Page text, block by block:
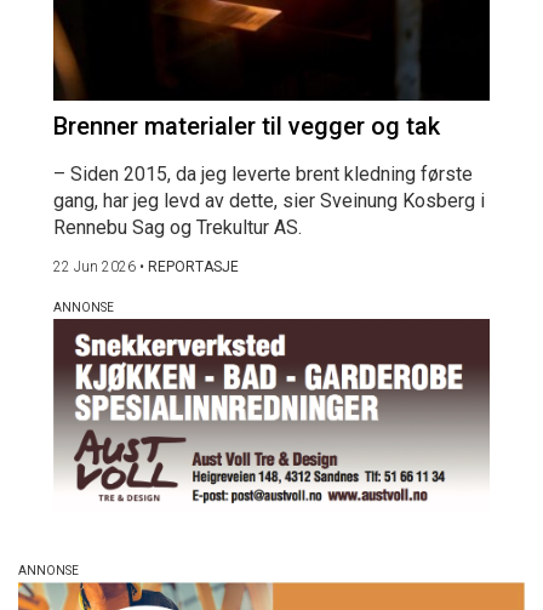
Brenner materialer til vegger og tak
– Siden 2015, da jeg leverte brent kledning første
gang, har jeg levd av dette, sier Sveinung Kosberg i
Rennebu Sag og Trekultur AS.
22 Jun 2026 • REPORTASJE